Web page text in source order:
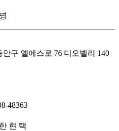
구 엘에스로 76 디오벨리 140
48363
현 택